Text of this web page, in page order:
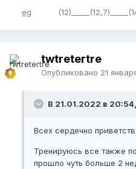
eg
twtretertre
Опубликовано 21
В 21.01.2022 в
Всех сердечно
Тренируюсь все также
прошло чуть больше 2